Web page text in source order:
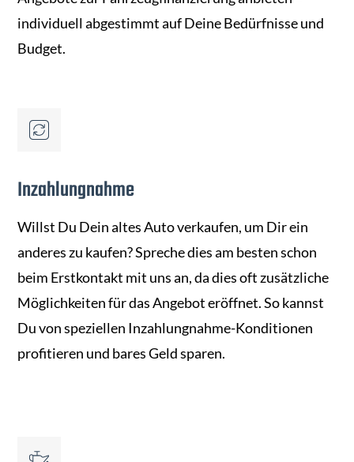
individuell abgestimmt auf Deine Bedürfnisse und
Budget.
Inzahlungnahme
Willst Du Dein altes Auto verkaufen, um Dir ein
anderes zu kaufen? Spreche dies am besten schon
beim Erstkontakt mit uns an, da dies oft zusätzliche
Möglichkeiten für das Angebot eröffnet. So kannst
Du von speziellen Inzahlungnahme-Konditionen
profitieren und bares Geld sparen.